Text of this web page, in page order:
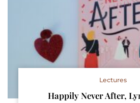
Lectures
Happily Never After,